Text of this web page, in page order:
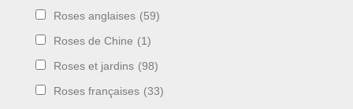
Roses anglaises (59)
Roses de Chine (1)
Roses et jardins (98)
Roses françaises (33)